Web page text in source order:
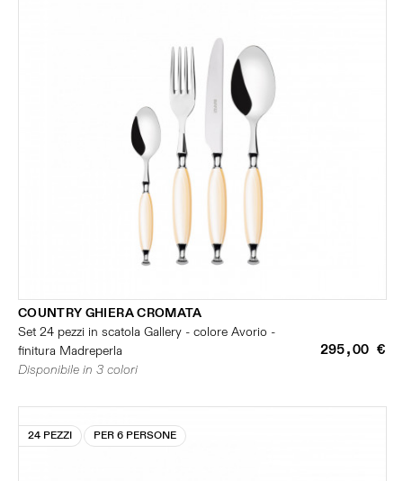
COUNTRY GHIERA CROMATA
Set 24 pezzi in scatola Gallery - colore Avorio -
finitura Madreperla
295,00 €
Disponibile in 3 colori
24 PEZZI PER 6 PERSONE